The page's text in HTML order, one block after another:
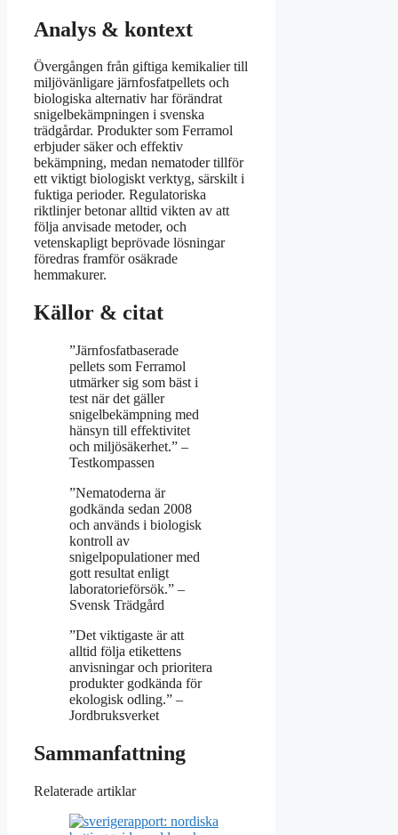
Analys & kontext
Övergången från giftiga kemikalier till
miljövänligare järnfosfatpellets och
biologiska alternativ har förändrat
snigelbekämpningen i svenska
trädgårdar. Produkter som Ferramol
erbjuder säker och effektiv
bekämpning, medan nematoder tillför
ett viktigt biologiskt verktyg, särskilt i
fuktiga perioder. Regulatoriska
riktlinjer betonar alltid vikten av att
följa anvisade metoder, och
vetenskapligt beprövade lösningar
föredras framför osäkrade
hemmakurer.
Källor & citat
”Järnfosfatbaserade
pellets som Ferramol
utmärker sig som bäst i
test när det gäller
snigelbekämpning med
hänsyn till effektivitet
och miljösäkerhet.” –
Testkompassen
”Nematoderna är
godkända sedan 2008
och används i biologisk
kontroll av
snigelpopulationer med
gott resultat enligt
laboratorieförsök.” –
Svensk Trädgård
”Det viktigaste är att
alltid följa etikettens
anvisningar och prioritera
produkter godkända för
ekologisk odling.” –
Jordbruksverket
Sammanfattning
Relaterade artiklar